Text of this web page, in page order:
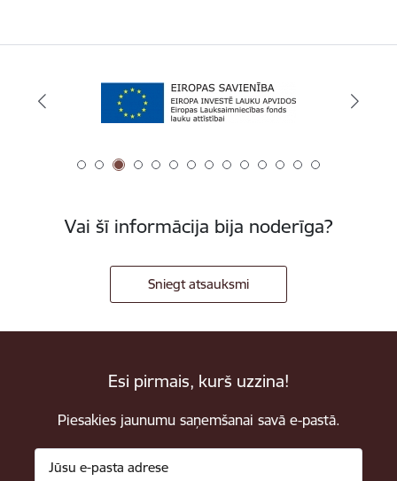
Vai šī informācija bija noderīga?
Sniegt atsauksmi
Esi pirmais, kurš uzzina!
Piesakies jaunumu saņemšanai savā e-pastā.